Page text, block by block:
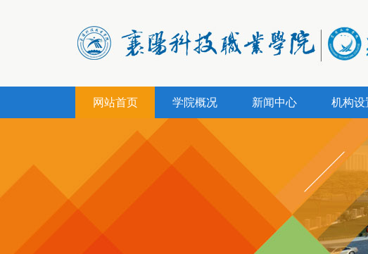
网站首页 学院概况 新闻中心 机构设